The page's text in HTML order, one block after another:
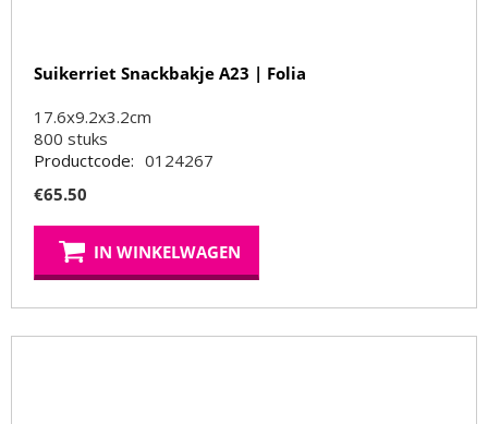
Suikerriet Snackbakje A23 | Folia
17.6x9.2x3.2cm
800 stuks
Productcode: 0124267
€65.50
IN WINKELWAGEN